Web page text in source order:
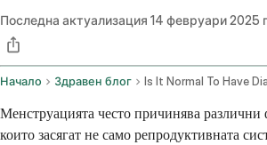
Последна актуализация 14 февруари 2025
Начало Здравен блог
Менструацията често причинява
които засягат не само репродуктивната